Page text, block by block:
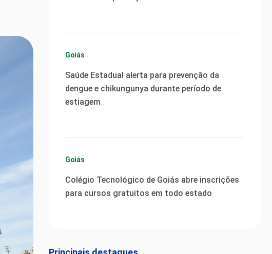
Goiás
Saúde Estadual alerta para prevenção da
dengue e chikungunya durante período de
estiagem
Goiás
Colégio Tecnológico de Goiás abre inscrições
para cursos gratuitos em todo estado